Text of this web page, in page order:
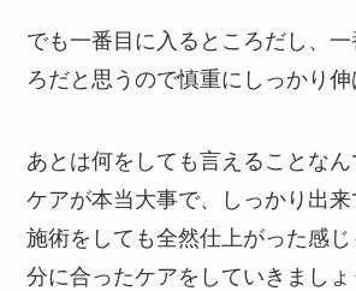
でも一番目に入るところだし、
ろだと思うので慎重にしっかり伸
あとは何をしても言えることな
ケアが本当大事で、しっかり出
施術をしても全然仕上がった感
分に合ったケアをしていきましょ